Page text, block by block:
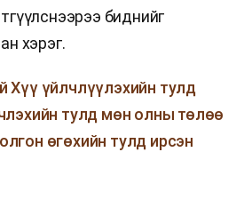
биднийг
хэрэг.
Хүү үйлчлүүлэхийн тулд
тулд мөн олны төлөө
өгөхийн тулд ирсэн